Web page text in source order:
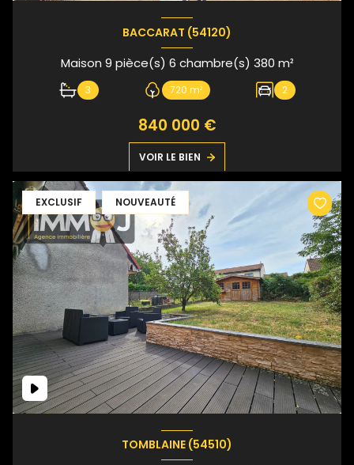
BACCARAT (54120)
Maison 9 pièce(s) 6 chambre(s) 380 m²
3 720 m² 2
840 000 €
VOIR LE BIEN
EXCLUSIF NOUVEAUTÉ
TOMBLAINE (54510)